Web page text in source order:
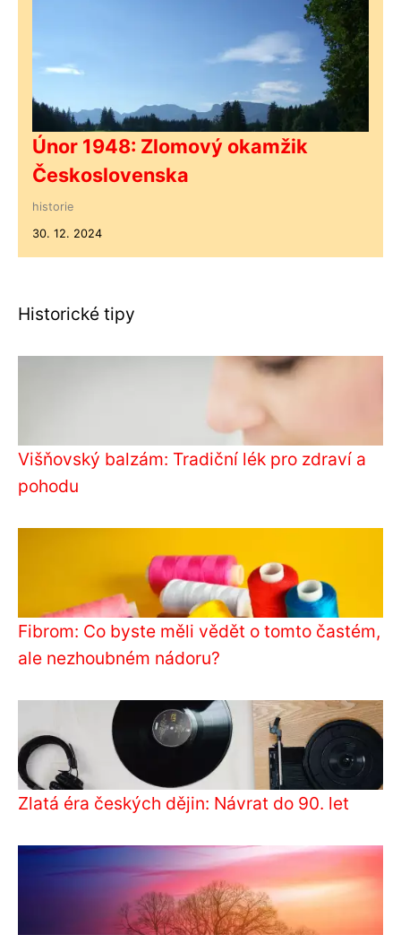
Únor 1948: Zlomový okamžik
Československa
historie
30. 12. 2024
Historické tipy
Višňovský balzám: Tradiční lék pro zdraví a
pohodu
Fibrom: Co byste měli vědět o tomto častém,
ale nezhoubném nádoru?
Zlatá éra českých dějin: Návrat do 90. let